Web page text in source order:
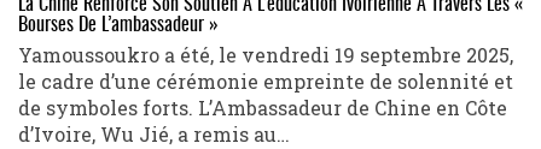
La Chine Renforce Son Soutien À L’éducation Ivoirienne À Travers Les «
Bourses De L’ambassadeur »
Yamoussoukro a été, le vendredi 19 septembre 2025,
le cadre d’une cérémonie empreinte de solennité et
de symboles forts. L’Ambassadeur de Chine en Côte
d’Ivoire, Wu Jié, a remis au…